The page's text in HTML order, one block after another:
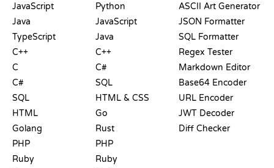
JavaScript
Java
TypeScript
C++
C
C#
SQL
HTML
Golang
PHP
Ruby
Python
JavaScript
Java
C++
C#
SQL
HTML & CSS
Go
Rust
PHP
Ruby
ASCII Art Generator
JSON Formatter
SQL Formatter
Regex Tester
Markdown Editor
Base64 Encoder
URL Encoder
JWT Decoder
Diff Checker